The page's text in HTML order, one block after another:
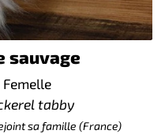
sauvage
tabby
sa famille (France)